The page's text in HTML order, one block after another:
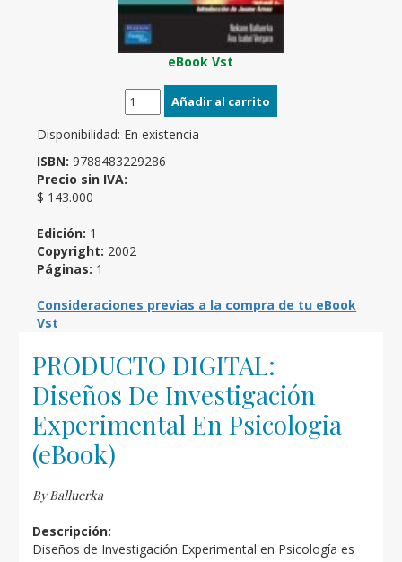
eBook Vst
Disponibilidad: En existencia
ISBN:9788483229286
Precio sin IVA:
$ 143.000
Edición: 1
Copyright: 2002
Páginas: 1
Consideraciones previas a la compra de tu eBook
Vst
PRODUCTO DIGITAL:
Diseños De Investigación
Experimental En Psicologia
(eBook)
By Balluerka
Descripción:
Diseños de Investigación Experimental en Psicología es